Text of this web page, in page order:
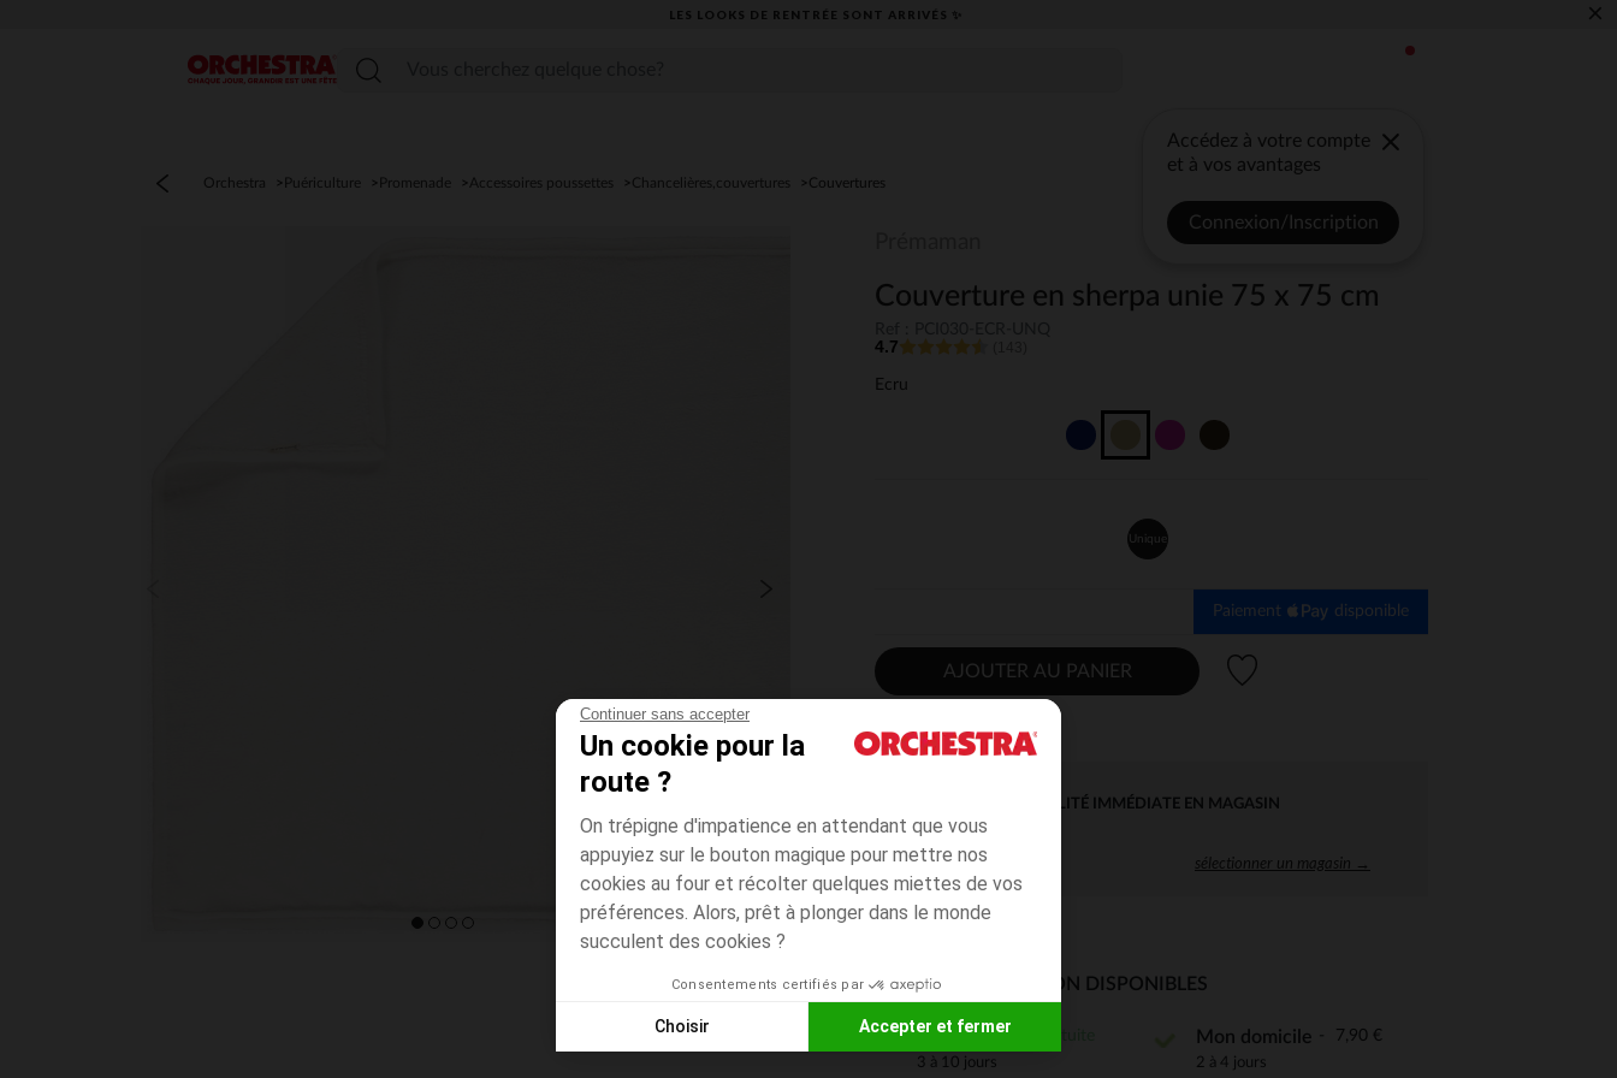
Continuer sans accepter
Un cookie pour la
route ?
On trépigne d'impatience en attendant que vous
appuyiez sur le bouton magique pour mettre nos
cookies au four et récolter quelques miettes de vos
préférences. Alors, prêt à plonger dans le monde
succulent des cookies ?
Consentements certifiés par
Choisir Accepter et fermer
Plateforme de Gestion du Consentement : Personnalisez vos Options
LES LOOKS DE RENTRÉE SONT ARRIVÉS ✨ ×
Menu
Accédez à votre compte
et à vos avantages
Connexion/Inscription
Orchestra Puériculture Promenade Accessoires poussettes Chancelières,couvertures Couvertures
Couverture en sherpa unie 75 x 75 cm
4.7
Ecru
Unique
Paiement disponible
AJOUTER AU PANIER
DISPONIBILITÉ IMMÉDIATE EN MAGASIN
sélectionner un magasin →
MODES DE LIVRAISON DISPONIBLES
En magasin
3 à 10 jours
Mon domicile 7,90 €
2 à 4 jours